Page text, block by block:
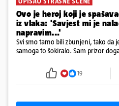
Ovo je heroj koji je
iz vlaka: 'Savjest mi je
napravim...'
Svi smo tamo bili zbunjeni, tako da
samoga to šokiralo. Sam prizor
19